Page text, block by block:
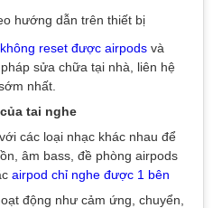
hướng dẫn trên thiết bị
reset được airpodsvà
sửa chữa tại nhà, liên hệ
nhất.
tai nghe
các loại nhạc khác nhau để
âm bass, đề phòng airpods
airpod chỉ nghe được 1 bên
động như cảm ứng, chuyển,